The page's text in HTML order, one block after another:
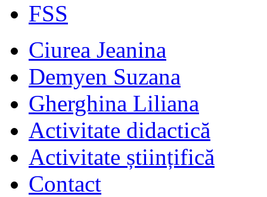
FSS
Ciurea Jeanina
Demyen Suzana
Gherghina Liliana
Activitate didactică
Activitate științifică
Contact